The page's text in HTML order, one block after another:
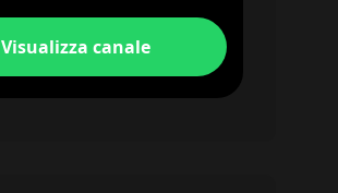
Visualizza canale